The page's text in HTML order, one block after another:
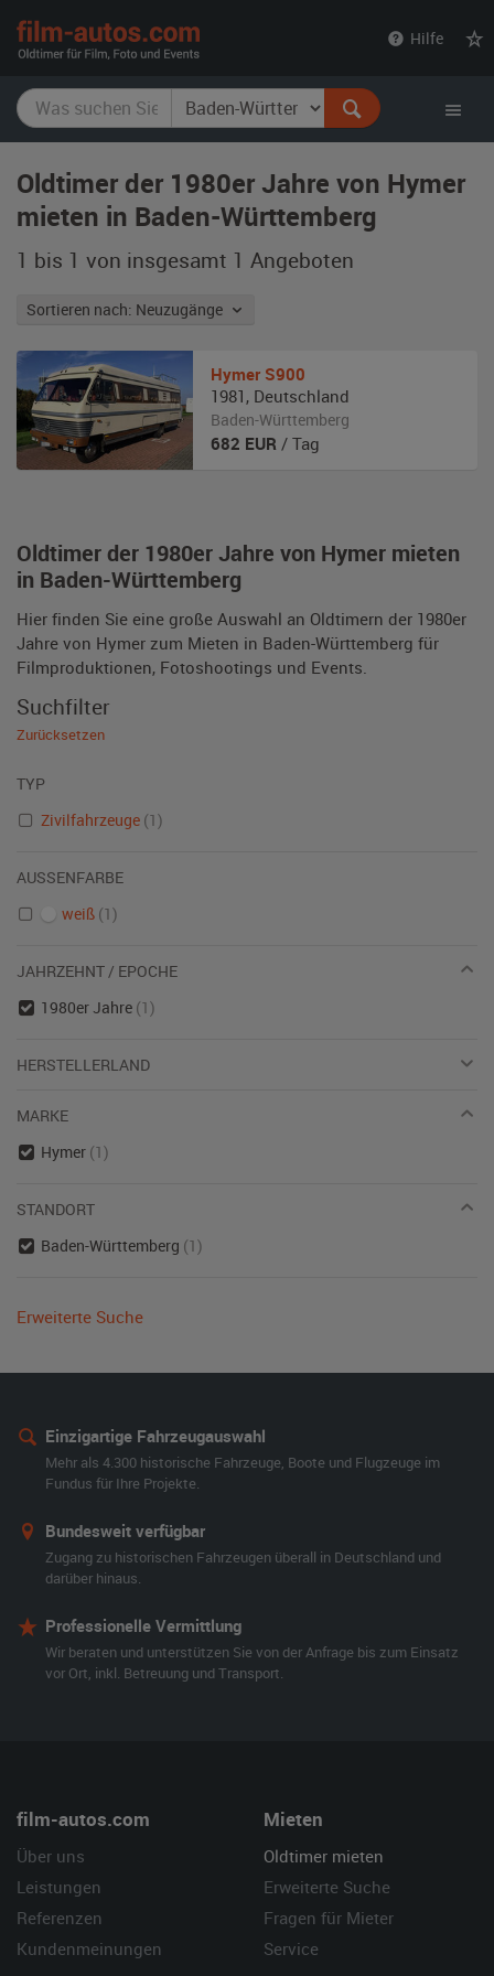
Hilfe
Oldtimer der 1980er Jahre von Hymer
mieten in Baden-Württemberg
1 bis 1 von insgesamt 1 Angeboten
Sortieren nach: Neuzugänge
Oldtimer der 1980er Jahre von Hymer mieten
in Baden-Württemberg
Hier finden Sie eine große Auswahl an Oldtimern der 1980er
Jahre von Hymer zum Mieten in Baden-Württemberg für
Filmproduktionen, Fotoshootings und Events.
Hymer S900
1981 , Deutschland
Baden-Württemberg
682 EUR / Tag
Suchfilter
Zurücksetzen
TYP
Zivilfahrzeuge (1)
AUSSENFARBE
weiß (1)
JAHRZEHNT / EPOCHE
1980er Jahre (1)
HERSTELLERLAND
MARKE
Hymer (1)
STANDORT
Baden-Württemberg (1)
Erweiterte Suche
Einzigartige Fahrzeugauswahl
Mehr als 4.300 historische Fahrzeuge, Boote und Flugzeuge im
Fundus für Ihre Projekte.
Bundesweit verfügbar
Zugang zu historischen Fahrzeugen überall in Deutschland und
darüber hinaus.
Professionelle Vermittlung
Wir beraten und unterstützen Sie von der Anfrage bis zum Einsatz
vor Ort, inkl. Betreuung und Transport.
film-autos.com
Über uns
Leistungen
Referenzen
Kundenmeinungen
Mieten
Oldtimer mieten
Erweiterte Suche
Fragen für Mieter
Service